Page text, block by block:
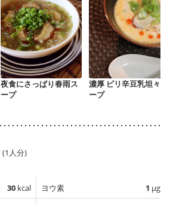
夜食にさっぱり春雨ス
ープ
濃厚 ピリ辛豆乳坦々ス
ープ
(1人分)
30 kcal
ヨウ素 1 µg